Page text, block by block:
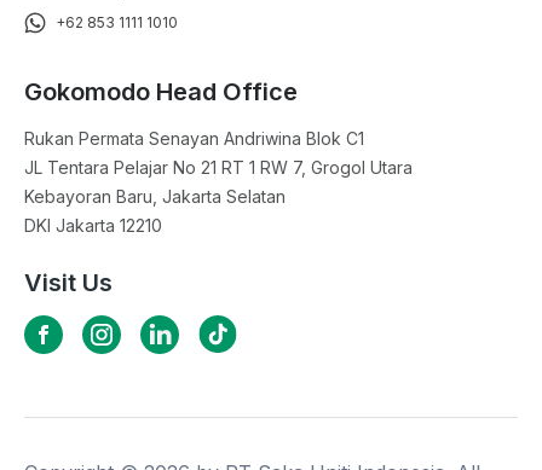
+62 853 1111 1010
Gokomodo Head Office
Rukan Permata Senayan Andriwina Blok C1
JL Tentara Pelajar No 21 RT 1 RW 7, Grogol Utara
Kebayoran Baru, Jakarta Selatan
DKI Jakarta 12210
Visit Us